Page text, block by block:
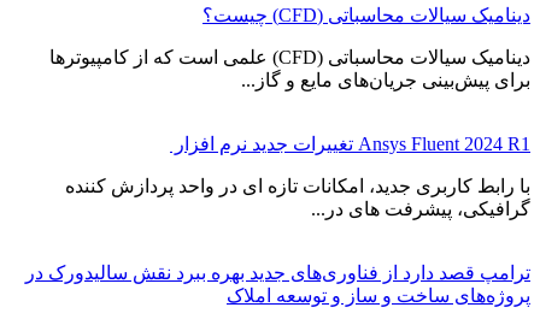
دینامیک سیالات محاسباتی (CFD) چیست؟
دینامیک سیالات محاسباتی (CFD) علمی است که از کامپیوترها
برای پیش‌بینی جریان‌های مایع و گاز...
Ansys Fluent 2024 R1 تغییرات جدید نرم افزار
با رابط کاربری جدید، امکانات تازه ای در واحد پردازش کننده
گرافیکی، پیشرفت های در...
ترامپ قصد دارد از فناوری‌های جدید بهره ببرد نقش سالیدورک در
پروژه‌های ساخت و ساز و توسعه املاک